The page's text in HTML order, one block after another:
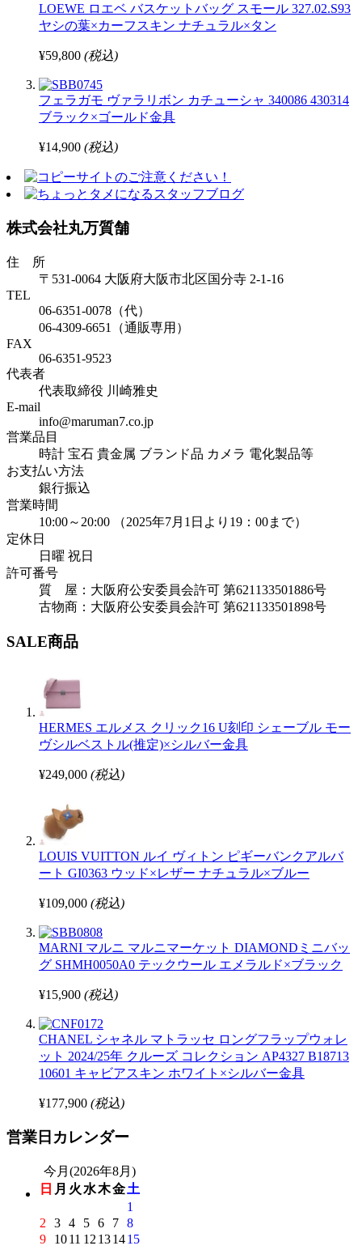
LOEWE ロエベ バスケットバッグ スモール 327.02.S93
ヤシの葉×カーフスキン ナチュラル×タン
¥59,800 (税込)
フェラガモ ヴァラリボン カチューシャ 340086 430314
ブラック×ゴールド金具
¥14,900 (税込)
株式会社丸万質舗
住 所
〒531-0064 大阪府大阪市北区国分寺 2-1-16
TEL
06-6351-0078（代）
06-4309-6651（通販専用）
FAX
06-6351-9523
代表者
代表取締役 川崎雅史
E-mail
info@maruman7.co.jp
営業品目
時計 宝石 貴金属 ブランド品 カメラ 電化製品等
お支払い方法
銀行振込
営業時間
10:00～20:00 （2025年7月1日より19：00まで）
定休日
日曜 祝日
許可番号
質 屋：大阪府公安委員会許可 第621133501886号
古物商：大阪府公安委員会許可 第621133501898号
SALE商品
HERMES エルメス クリック16 U刻印 シェーブル モー
ヴシルベストル(推定)×シルバー金具
¥249,000 (税込)
LOUIS VUITTON ルイ ヴィトン ピギーバンクアルバ
ート GI0363 ウッド×レザー ナチュラル×ブルー
¥109,000 (税込)
MARNI マルニ マルニマーケット DIAMONDミニバッ
グ SHMH0050A0 テックウール エメラルド×ブラック
¥15,900 (税込)
CHANEL シャネル マトラッセ ロングフラップウォレ
ット 2024/25年 クルーズ コレクション AP4327 B18713
10601 キャビアスキン ホワイト×シルバー金具
¥177,900 (税込)
営業日カレンダー
今月(2026年8月)
日 月 火 水木金土
1
2
3 4 5 6 7 8
9
1011 12 131415